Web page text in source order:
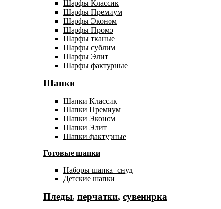
Шарфы Классик
Шарфы Премиум
Шарфы Эконом
Шарфы Промо
Шарфы тканые
Шарфы сублим
Шарфы Элит
Шарфы фактурные
Шапки
Шапки Классик
Шапки Премиум
Шапки Эконом
Шапки Элит
Шапки фактурные
Готовые шапки
Наборы шапка+снуд
Детские шапки
Пледы, перчатки, сувенирка